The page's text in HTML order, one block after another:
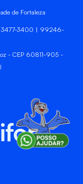
de Fortaleza
3477-3400 | 99246-
- CEP 60811-905 -